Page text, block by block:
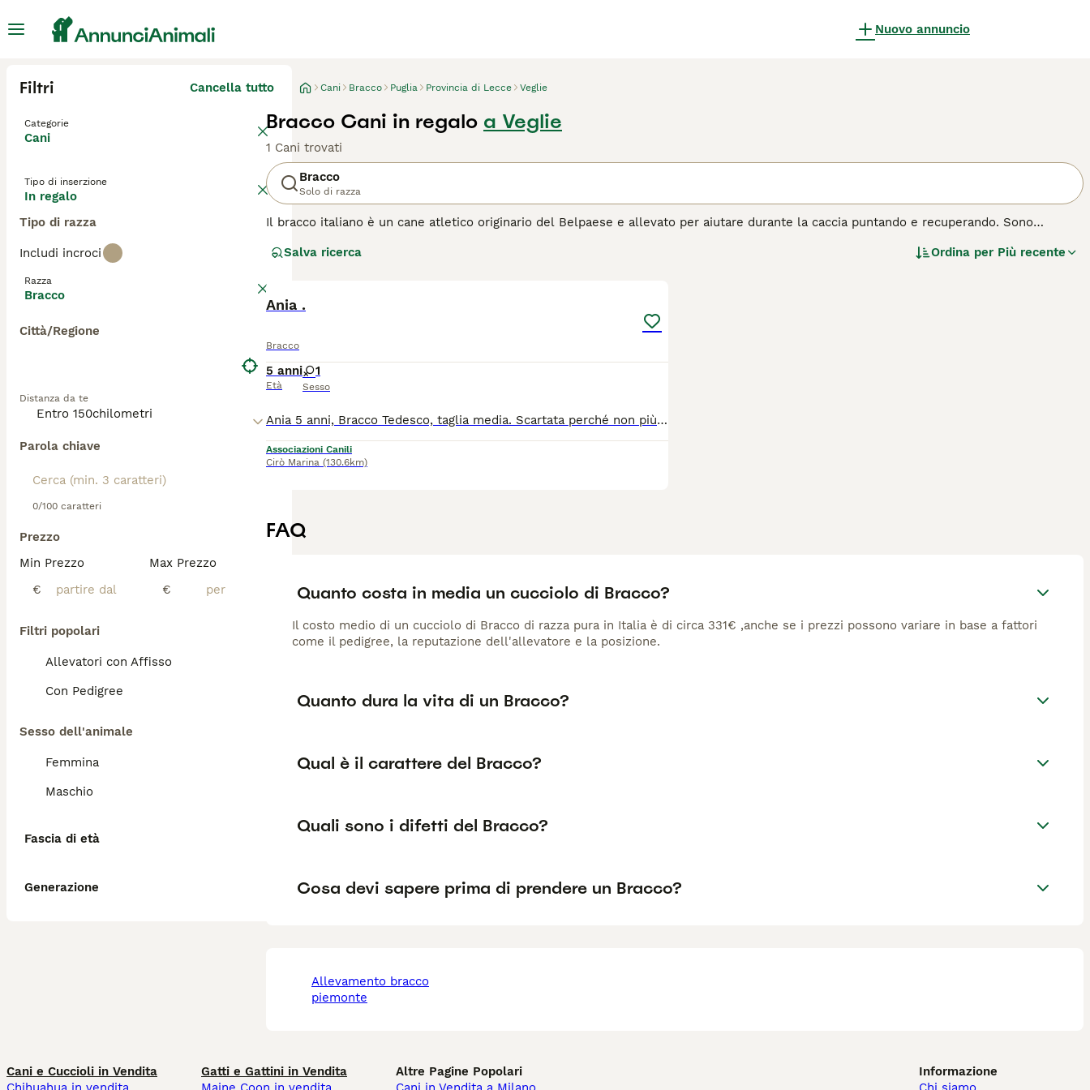
Nuovo annuncio
Filtri Cancella tutto
Categorie
Cani
Tipo di inserzione
In regalo
Tipo di razza
Includi incroci
Razza
Bracco
Città/Regione
Distanza da te
Parola chiave
0/100 caratteri
Prezzo
Min Prezzo
€
Max Prezzo
€
Filtri popolari
Allevatori con Affisso
Con Pedigree
Sesso dell'animale
Femmina
Maschio
Fascia di età
Generazione
Cani Bracco Puglia Provincia di Lecce Veglie
Bracco Cani in regalo a Veglie
1 Cani trovati
Bracco
Solo di razza
Il bracco italiano è un cane atletico originario del Belpaese e allevato per aiutare durante la caccia puntando e recuperando. Sono
bisogno di spazio sufficiente per vagare liberamente anche in casa semplicemente a causa delle loro dimensioni.
Leggi la
Salva ricerca Ordina per Più recente
Ania .
Bracco
5 anni
Età
1
Sesso
Ania 5 anni, Bracco Tedesco, taglia media. Scartata perché non più utile alla caccia, è stata abbandonata come un oggetto. Così è finita dietro le sbarre di un box, dove vive da circa un anno.😭 Ania è una cagnolina dolcissima, buona e socievole con tutti. Nonostante il male ricevuto dall'essere umano, continua a fidarsi e ad aspettare qualcuno che le dimostri che l'amore vero esiste. Ogni giorno resta seduta sul cemento, con lo sguardo rivolto verso il cancello, sperando che arrivi finalmente la sua famiglia.💔 Non lasciamo che tutta la sua vita trascorra in una gabbia. Merita una casa, una cuccia morbida, carezze e una famiglia che la ami per sempre. ❤️ 📍 Si trova in Calabria, ma viaggia chippata, vaccinata e sterilizzata.
Associazioni Canili
Cirò Marina (130.6km)
FAQ
Quanto costa in media un cucciolo di Bracco?
Il costo medio di un cucciolo di Bracco di razza pura in Italia è di circa 331€ ,anche se i prezzi possono variare in base a fattori
come il pedigree, la reputazione dell'allevatore e la posizione.
Quanto dura la vita di un Bracco?
Qual è il carattere del Bracco?
Quali sono i difetti del Bracco?
Cosa devi sapere prima di prendere un Bracco?
allevamento bracco
piemonte
Cani e Cuccioli in Vendita
Gatti e Gattini in Vendita
Altre Pagine Popolari
Informazione